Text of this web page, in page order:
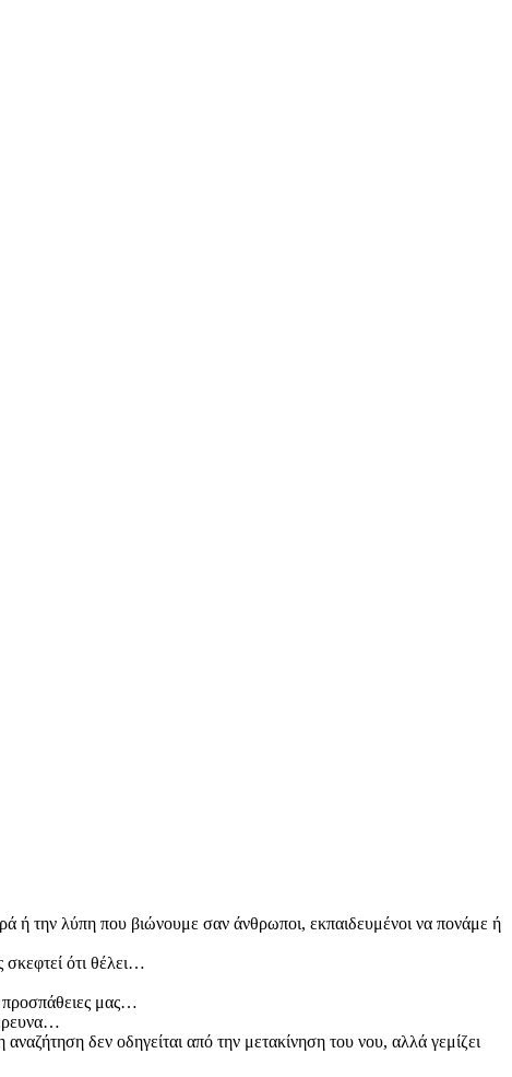
ή την λύπη που βιώνουμε σαν άνθρωποι, εκπαιδευμένοι να πονάμε ή
σκεφτεί ότι θέλει…
προσπάθειες μας…
δεν οδηγείται από την μετακίνηση του νου, αλλά γεμίζει